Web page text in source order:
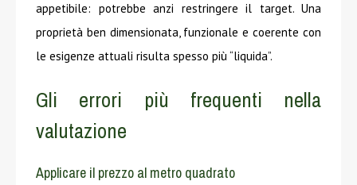
appetibile: potrebbe anzi restringere il target. Una
proprietà ben dimensionata, funzionale e coerente con
le esigenze attuali risulta spesso più “liquida”.
Gli errori più frequenti nella
valutazione
Applicare il prezzo al metro quadrato